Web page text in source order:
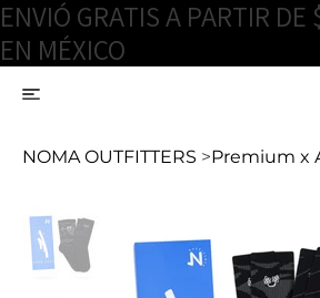
ENVIÓ GRATIS A PARTIR DE
EN MÉXICO
NOMA OUTFITTERS >Premium x